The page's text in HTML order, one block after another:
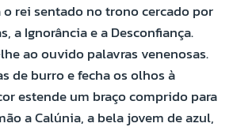
rei sentado no trono cercado por
a Ignorância e a Desconfiança.
ao ouvido palavras venenosas.
de burro e fecha os olhos à
estende um braço comprido para
a Calúnia, a bela jovem de azul,